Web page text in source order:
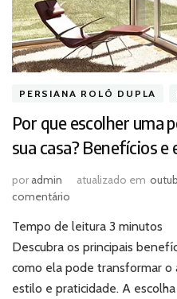
PERSIANA ROLÔ DUPLA
Por que escolher uma
sua casa? Benefícios e
poradmin atualizado em
comentário
que
escolher
uma
rolô
Tempo de leitura 3 minutos
Descubra os principais
como ela pode transformar o
estilo e praticidade. A